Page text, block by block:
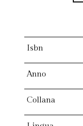
Isbn
Anno
Collana